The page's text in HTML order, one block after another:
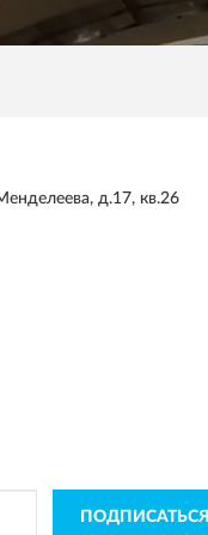
д.17, кв.26
ПОДПИСАТЬСЯ